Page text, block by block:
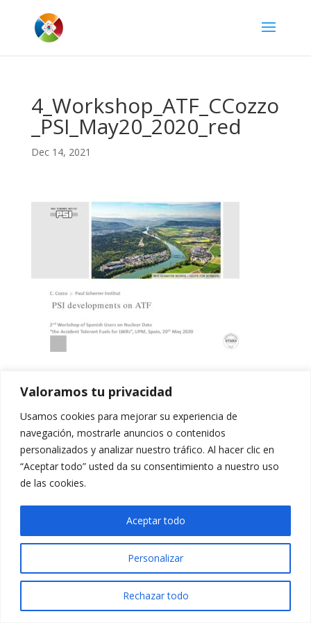
Valoramos tu privacidad
Usamos cookies para mejorar su experiencia de
navegación, mostrarle anuncios o contenidos
personalizados y analizar nuestro tráfico. Al hacer clic en
“Aceptar todo” usted da su consentimiento a nuestro uso
de las cookies.
Personalizar
Rechazar todo
Aceptar todo
4_Workshop_ATF_CCozzo
_PSI_May20_2020_red
Dec 14, 2021